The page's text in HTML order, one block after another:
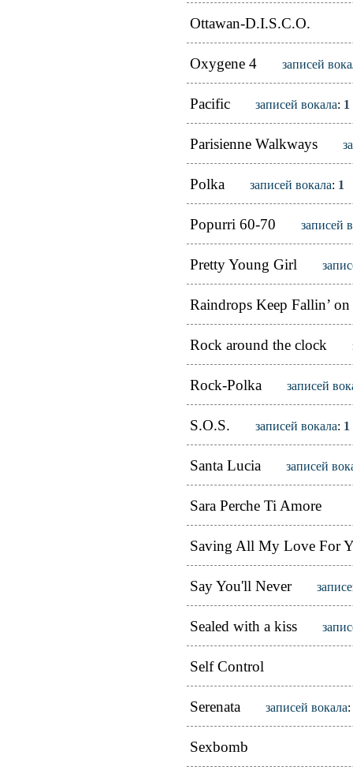
Ottawan-D.I.S.C.O.
Oxygene 4 записей
Pacific записей вокала: 1
Parisienne Walkways
Polka записей вокала: 1
Popurri 60-70 записей
Pretty Young Girl
Raindrops Keep Fallin’
Rock around the clock
Rock-Polka записей
S.O.S. записей вокала: 1
Santa Lucia записей
Sara Perche Ti Amore
Saving All My Love For
Say You'll Never
Sealed with a kiss
Self Control
Serenata записей вокала:
Sexbomb